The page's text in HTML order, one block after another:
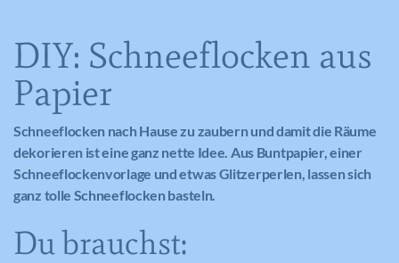
DIY: Schneeflocken aus
Papier
Schneeflocken nach Hause zu zaubern und damit die Räume
dekorieren ist eine ganz nette Idee. Aus Buntpapier, einer
Schneeflockenvorlage und etwas Glitzerperlen, lassen sich
ganz tolle Schneeflocken basteln.
Du brauchst: